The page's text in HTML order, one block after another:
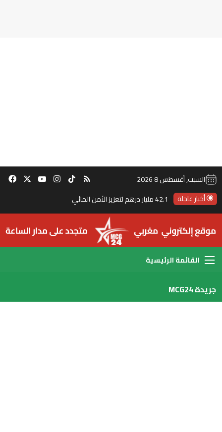
السبت, أغسطس 8 2026 ‫YouTubeانستقرام‫TikTok
ملخص الموقع RSS
أخبار عاجلة 42.1 مليار درهم لتعزيز الأمن المائي
القائمة
جريدة MCG24